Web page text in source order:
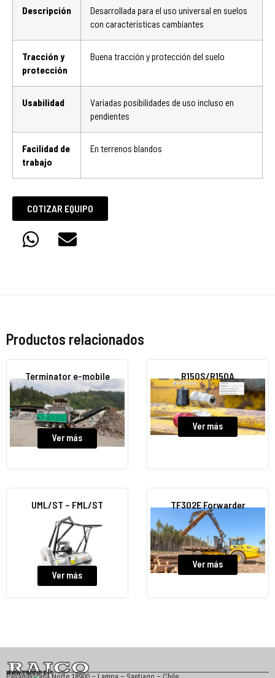
Descripción
Desarrollada para el uso universal en suelos
con características cambiantes
Tracción y
protección
Buena tracción y protección del suelo
Usabilidad
Variadas posibilidades de uso incluso en
pendientes
Facilidad de
trabajo
En terrenos blandos
COTIZAR EQUIPO
Productos relacionados
Terminator e-mobile
Ver más
R150S/R150A
Ver más
UML/ST – FML/ST
Ver más
TF302E Forwarder
Ver más
www.raico.cl